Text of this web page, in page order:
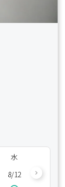
水
8/12
8/13